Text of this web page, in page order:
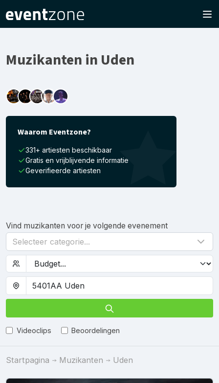
Muzikanten in Uden
Waarom Eventzone?
331+ artiesten beschikbaar
Gratis en vrijblijvende informatie
Geverifieerde artiesten
Vind muzikanten voor je volgende evenement
Selecteer categorie...
Videoclips Beoordelingen
Startpagina Muzikanten Uden